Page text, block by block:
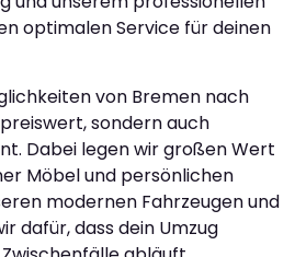
optimalen Service für deinen
von Bremen nach
sondern auch
Dabei legen wir großen Wert
Möbel und persönlichen
modernen Fahrzeugen und
dafür, dass dein Umzug